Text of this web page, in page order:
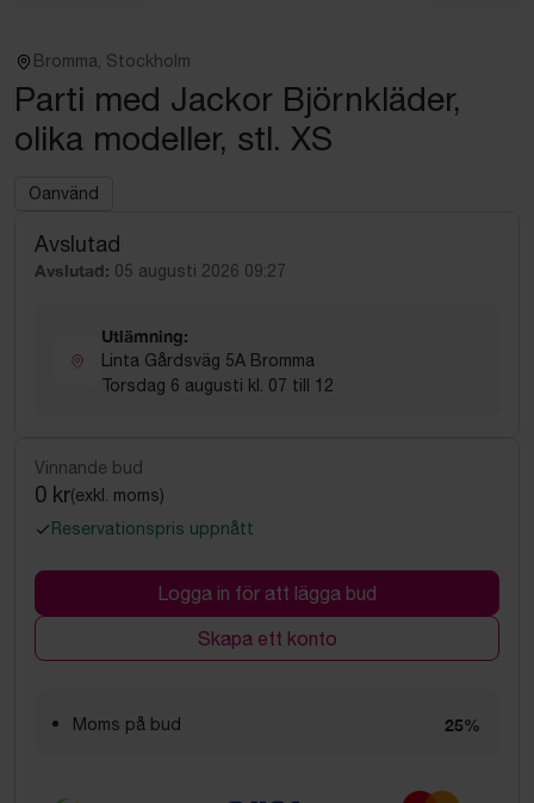
Bromma, Stockholm
Parti med Jackor Björnkläder,
olika modeller, stl. XS
Oanvänd
Avslutad
Avslutad: 05 augusti 2026 09:27
Utlämning:
Linta Gårdsväg 5A Bromma
Torsdag 6 augusti kl. 07 till 12
Vinnande bud
0 kr(exkl. moms)
Reservationspris uppnått
Logga in för att lägga bud
Skapa ett konto
Moms på bud 25%